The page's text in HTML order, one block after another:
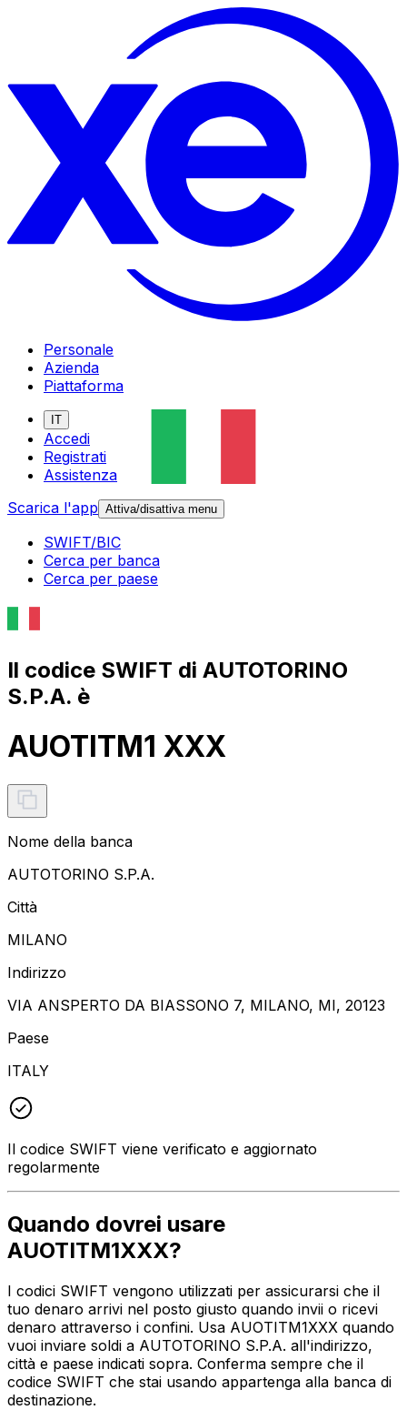
Personale
Azienda
Piattaforma
IT
Accedi
Registrati
Assistenza
Scarica l'app Attiva/disattiva menu
SWIFT/BIC
Cerca per banca
Cerca per paese
Il codice SWIFT di AUTOTORINO
S.P.A. è
AUOTITM1 XXX
Nome della banca
AUTOTORINO S.P.A.
Città
MILANO
Indirizzo
VIA ANSPERTO DA BIASSONO 7, MILANO, MI, 20123
Paese
ITALY
Il codice SWIFT viene verificato e aggiornato
regolarmente
Quando dovrei usare
AUOTITM1XXX?
I codici SWIFT vengono utilizzati per assicurarsi che il
tuo denaro arrivi nel posto giusto quando invii o ricevi
denaro attraverso i confini. Usa AUOTITM1XXX quando
vuoi inviare soldi a AUTOTORINO S.P.A. all'indirizzo,
città e paese indicati sopra. Conferma sempre che il
codice SWIFT che stai usando appartenga alla banca di
destinazione.